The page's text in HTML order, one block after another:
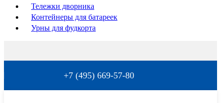
Тележки дворника
Контейнеры для батареек
Урны для фудкорта
+7 (495) 669-57-80